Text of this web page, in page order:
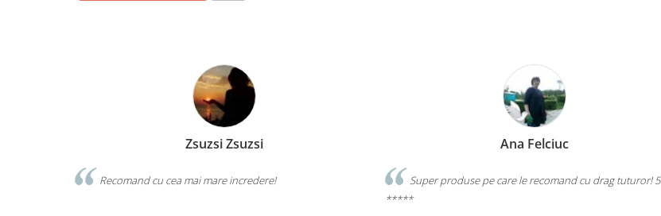
Zsuzsi Zsuzsi
Recomand cu cea mai mare incredere!
Ana Felciuc
Super produse pe care le recomand cu drag tuturor! 5
*****